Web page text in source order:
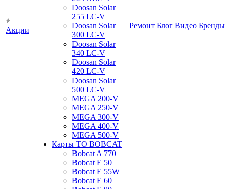
Акции
Doosan Solar
255 LC-V
Doosan Solar
300 LC-V
Doosan Solar
340 LC-V
Doosan Solar
420 LC-V
Doosan Solar
500 LC-V
MEGA 200-V
MEGA 250-V
MEGA 300-V
MEGA 400-V
MEGA 500-V
Карты ТО BOBCAT
Bobcat A 770
Bobcat E 50
Bobcat E 55W
Bobcat E 60
Ремонт Блог Видео Бренды